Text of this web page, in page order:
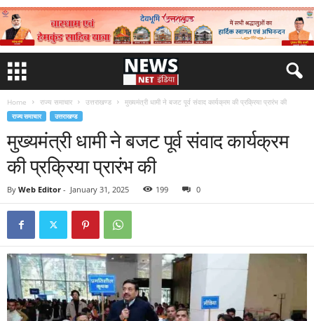
Home राज्य समाचार उत्तराखण्ड मुख्यमंत्री धामी ने बजट पूर्व संवाद कार्यक्रम की प्रक्रिया प्रारंभ की
राज्य समाचार उत्तराखण्ड
मुख्यमंत्री धामी ने बजट पूर्व संवाद कार्यक्रम
की प्रक्रिया प्रारंभ की
By Web Editor - January 31, 2025 199 0